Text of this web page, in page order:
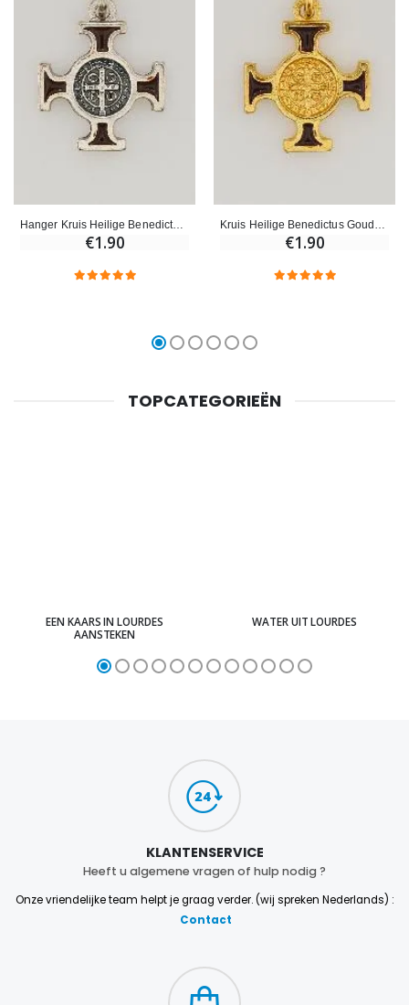
Hanger Kruis Heilige Benedictus Metaal - Bruin - 2cm
€1.90 €1.90
TOPCATEGORIEËN
EEN KAARS IN LOURDES
AANSTEKEN
WATER UIT LOURDES
KLANTENSERVICE
Heeft u algemene vragen of hulp nodig ?
Onze vriendelijke team helpt je graag verder. (wij spreken Nederlands) :
Contact